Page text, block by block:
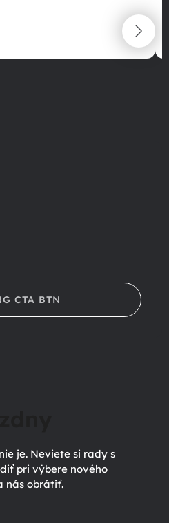
CTA BTN
je. Neviete si rady s
pri výbere nového
nás obrátiť.